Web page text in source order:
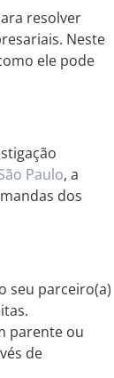
resolver
Neste
ele pode
Paulo, a
dos
seu parceiro(a)
parente ou
de